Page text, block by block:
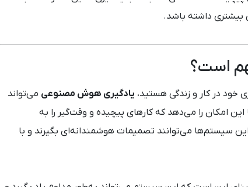
بیشتری داشته باشد.
است؟
خود در کار و زندگی هستید، یادگیری هوش مصنوعی می‌تواند
امکان را می‌دهد که کارهای پیچیده و وقت‌گیر را به
سیستم‌ها می‌توانند تصمیمات هوشمندانه‌ای بگیرند و با